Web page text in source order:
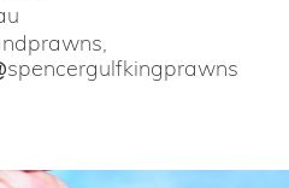
,
spencergulfkingprawns